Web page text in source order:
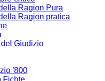
Ragion Pura
Ragion pratica
del Giudizio
'800
Fichte